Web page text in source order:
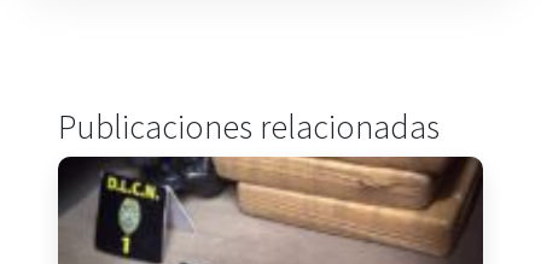
Publicaciones relacionadas